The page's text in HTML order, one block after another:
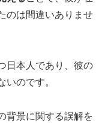
のは間違いありませ
日本人であり、彼の
いのです。
背景に関する誤解を